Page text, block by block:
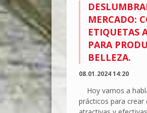
MERCADO:
ETIQUETAS
PARA
BELLEZA.
08.01.2024 14:20
Hoy vamos a
prácticos para crear